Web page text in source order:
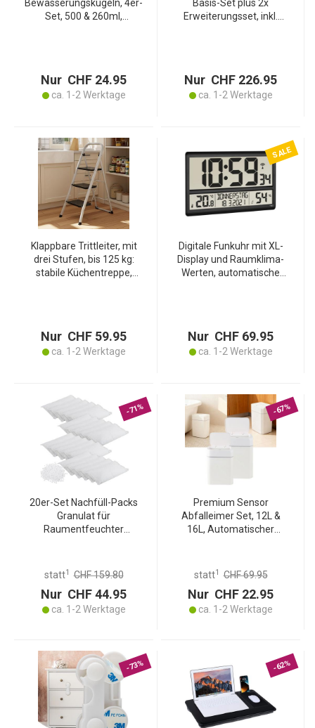
Bewässerungskugeln, 4er-
Set, 500 & 260ml,
Nur CHF 24.95
ca. 1-2 Werktage
Basis-Set plus 2x
Erweiterungsset, inkl.
Nur CHF 226.95
ca. 1-2 Werktage
Klappbare Trittleiter, mit
drei Stufen, bis 125 kg:
stabile Küchentreppe,
Nur CHF 59.95
ca. 1-2 Werktage
SALE
Digitale Funkuhr mit XL-
Display und Raumklima-
Werten, automatische
Nur CHF 69.95
ca. 1-2 Werktage
-71%
20er-Set Nachfüll-Packs
Granulat für
Raumentfeuchter
Feuchtigkeitskiller - Beste
Räume!
statt1 CHF 159.80
Nur CHF 44.95
ca. 1-2 Werktage
-67%
Premium Sensor
Abfalleimer Set, 12L &
16L, Automatischer
Berührungslos &
Küche & Büro
statt1 CHF 69.95
Nur CHF 22.95
ca. 1-2 Werktage
-73% -62%